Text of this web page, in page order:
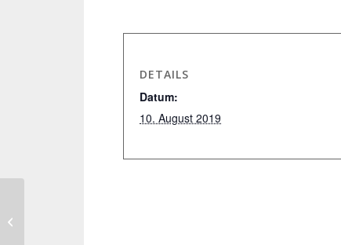
DETAILS
Datum:
10. August 2019